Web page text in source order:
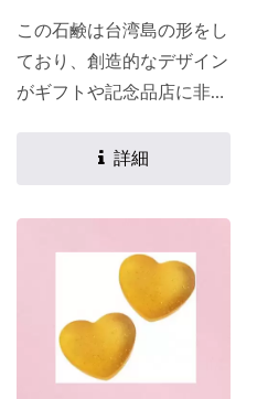
この石鹸は台湾島の形をし
ており、創造的なデザイン
がギフトや記念品店に非常
ニーズに応じて、好みの成
持つカスタマイズされたフ
詳細